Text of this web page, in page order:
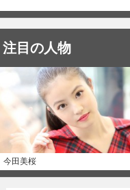
注目の人物
今田美桜